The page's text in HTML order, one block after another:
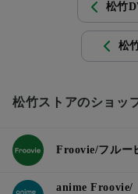
松竹
松
松竹ストアのショッ
Froovie/フルー
anime Froovie/